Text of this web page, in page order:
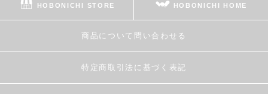
HOBONICHI STORE HOBONICHI HOME
商品について問い合わせる
特定商取引法に基づく表記